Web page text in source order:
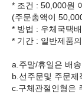
* 조건 : 50,000원
(주문총액이
* 방법 : 우체국택
* 기간 : 일반제품
a.주말/휴일은 배
b.선주문및 주문
c.구체관절인형은